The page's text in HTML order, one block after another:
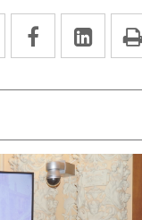
Twitter
Enlace Facebook
Enlace
a
una
externa.
a
una